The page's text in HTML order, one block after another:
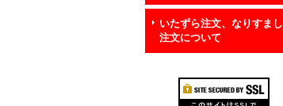
いたずら注文、なりすまし
注文について